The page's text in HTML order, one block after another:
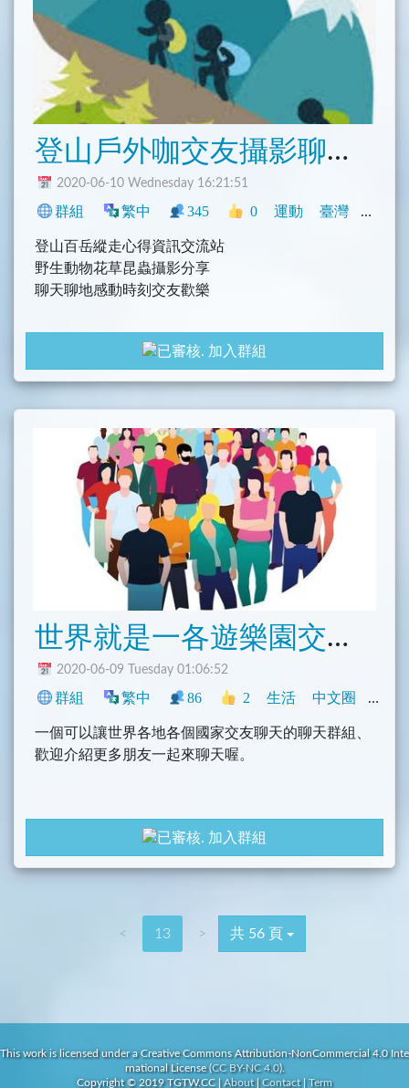
登山戶外咖交友攝影聊天分享群
2020-06-10 Wednesday 16:21:51
群組 繁中 345 0 運動 臺灣 旅遊
登山百岳縱走心得資訊交流站
野生動物花草昆蟲攝影分享
聊天聊地感動時刻交友歡樂
加入群組
世界就是一各遊樂園交友、聯誼
2020-06-09 Tuesday 01:06:52
群組 繁中 86 2 生活 中文圈 香港
一個可以讓世界各地各個國家交友聊天的聊天群組、
歡迎介紹更多朋友一起來聊天喔。
加入群組
< 13 > 共 56 頁
This work is licensed under a Creative Commons Attribution-NonCommercial 4.0 Inte
rnational License (CC BY-NC 4.0).
Copyright © 2019 TGTW.CC|About|Contact|Term